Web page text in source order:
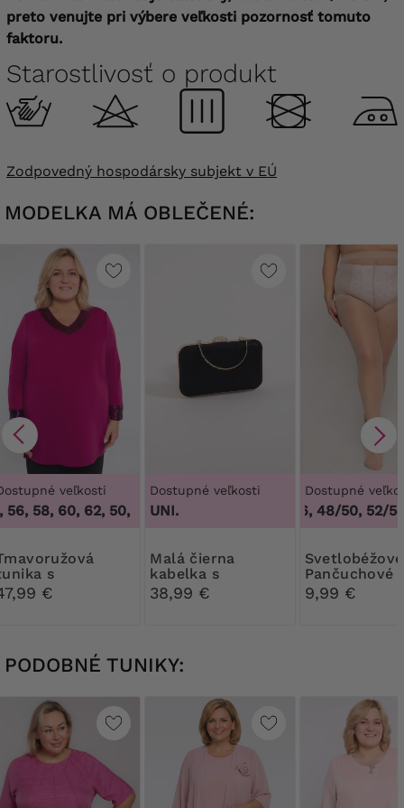
preto venujte pri výbere veľkosti pozornosť tomuto
faktoru.
Starostlivosť o produkt
Zodpovedný hospodársky subjekt v EÚ
MODELKA MÁ OBLEČENÉ:
veľkosti
58, 60, 62,50, 52, 56, 58, 60, 62
s
€
Dostupné veľkosti
UNI.
Malá čierna
kabelka s
diamantovým
zapínaním
38,99 €
Dostupné
44/46, 48/50, 52/
Svetlobéžové
Pančuchové
nohavice
30 DEN
9,99 €
PODOBNÉ TUNIKY: